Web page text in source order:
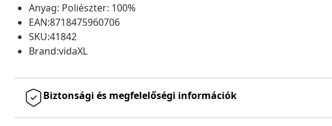
Anyag: Poliészter: 100%
EAN:8718475960706
SKU:41842
Brand:vidaXL
Biztonsági és megfelelőségi információk